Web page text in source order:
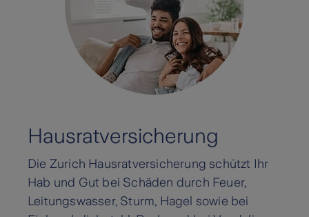
Hausratversicherung
Die Zurich Hausratversicherung schützt Ihr
Hab und Gut bei Schäden durch Feuer,
Leitungswasser, Sturm, Hagel sowie bei